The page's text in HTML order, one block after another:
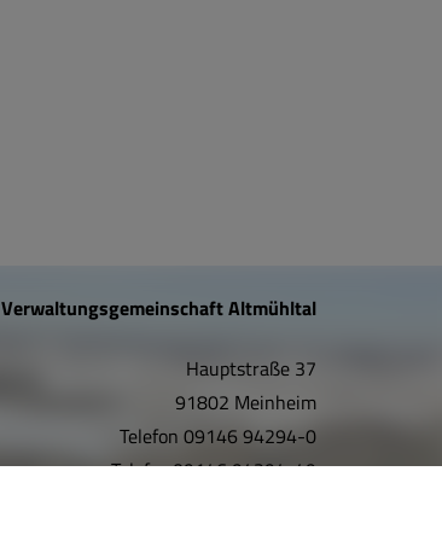
Verwaltungsgemeinschaft Altmühltal
Hauptstraße 37
91802 Meinheim
Telefon 09146 94294-0
Telefax09146 94294-49